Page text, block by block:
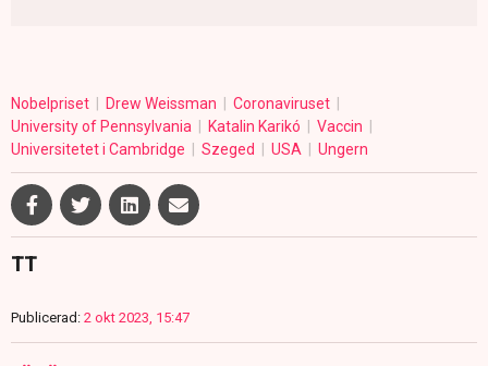
Nobelpriset Drew Weissman
Coronaviruset
University of Pennsylvania
Katalin Karikó
Vaccin
Universitetet i Cambridge
Szeged USA Ungern
TT
Publicerad: 2 okt 2023, 15:47